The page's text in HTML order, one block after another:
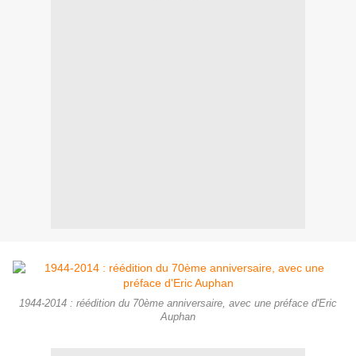
1944-2014 : réédition du 70ème anniversaire, avec une préface d'Eric
Auphan